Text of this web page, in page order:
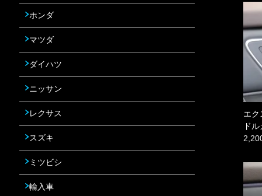
エ
ド
ホンダ
マツダ
ダイハツ
ニッサン
レクサス
スズキ
ミツビシ
輸入車